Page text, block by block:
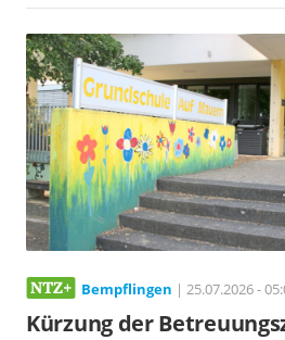
Bempflingen | 25.07.2026 -
Kürzung der